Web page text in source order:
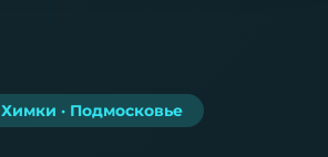
Химки · Подмосковье